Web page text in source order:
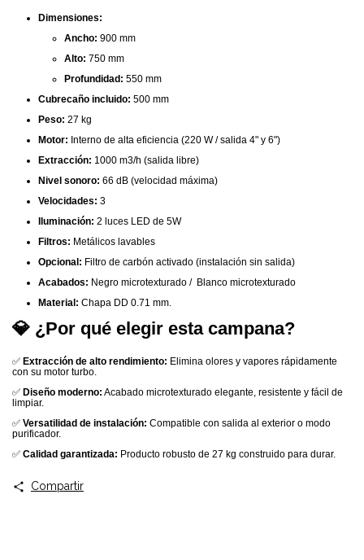
Dimensiones:
Ancho: 900 mm
Alto: 750 mm
Profundidad: 550 mm
Cubrecaño incluido: 500 mm
Peso: 27 kg
Motor: Interno de alta eficiencia (220 W / salida 4" y 6")
Extracción: 1000 m3/h (salida libre)
Nivel sonoro: 66 dB (velocidad máxima)
Velocidades: 3
Iluminación: 2 luces LED de 5W
Filtros: Metálicos lavables
Opcional: Filtro de carbón activado (instalación sin salida)
Acabados: Negro microtexturado / Blanco microtexturado
Material: Chapa DD 0.71 mm.
💎 ¿Por qué elegir esta campana?
✅ Extracción de alto rendimiento: Elimina olores y vapores rápidamente
con su motor turbo.
✅ Diseño moderno: Acabado microtexturado elegante, resistente y fácil de
limpiar.
✅ Versatilidad de instalación: Compatible con salida al exterior o modo
purificador.
✅ Calidad garantizada: Producto robusto de 27 kg construido para durar.
Compartir